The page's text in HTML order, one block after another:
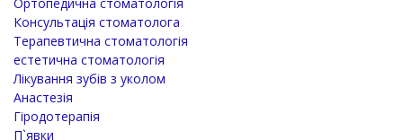
Консультація стоматолога
Терапевтична стоматологія
естетична стоматологія
Лікування зубів з уколом
Анастезія
Гіродотерапія
П`явки